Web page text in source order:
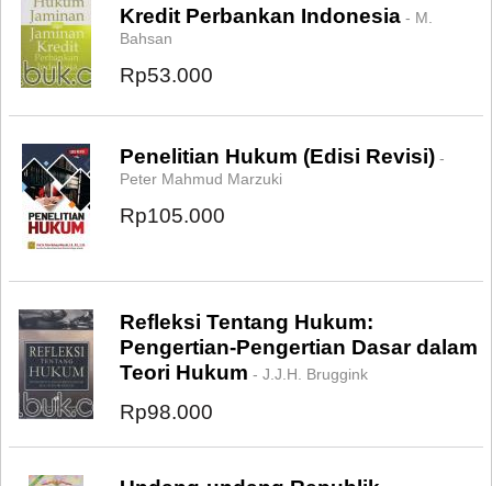
Kredit Perbankan Indonesia - M.
Bahsan
Rp53.000
Penelitian Hukum (Edisi Revisi) -
Peter Mahmud Marzuki
Rp105.000
Refleksi Tentang Hukum:
Pengertian-Pengertian Dasar dalam
Teori Hukum - J.J.H. Bruggink
Rp98.000